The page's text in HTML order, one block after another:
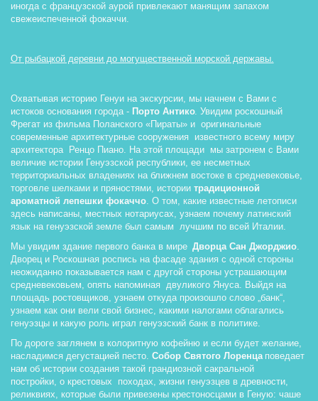
иногда с французской аурой привлекают манящим запахом
свежеиспеченной фокаччи.
От рыбацкой деревни до могущественной морской державы.
Охватывая историю Генуи на экскурсии, мы начнем с Вами с
истоков основания города - Порто Антико. Увидим роскошный
Фрегат из фильма Поланского «Пираты» и  оригинальные
современные архитектурные сооружения  известного всему миру
архитектора  Ренцо Пиано. На этой площади  мы затронем с Вами
величие истории Генуэзской республики, ее несметных
территориальных владениях на ближнем востоке в средневековье,
торговле шелками и пряностями, истории традиционной
ароматной лепешки фокаччо. О том, какие известные летописи
здесь написаны, местных нотариусах, узнаем почему латинский
язык на генуэзской земле был самым  лучшим по всей Италии.
Мы увидим здание первого банка в мире Дворца Сан Джорджио.
Дворец и Роскошная роспись на фасаде здания с одной стороны
неожиданно показывается нам с другой стороны устрашающим
средневековьем, опять напоминая  двуликого Януса. Выйдя на
площадь ростовщиков, узнаем откуда произошло слово „банк“,
узнаем как они вели свой бизнес, какими налогами облагались
генуэзцы и какую роль играл генуэзский банк в политике.
По дороге заглянем в колоритную кофейню и если будет желание,
насладимся дегустацией песто. Собор Святого Лоренца поведает
нам об истории создания такой грандиозной сакральной
постройки, о крестовых  походах, жизни генуэзцев в древности,
реликвиях, которые были привезены крестоносцами в Геную: чаше